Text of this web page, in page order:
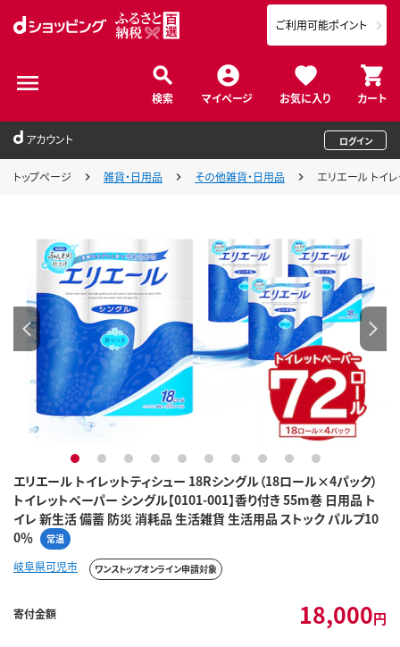
検索 マイページ お気に入り カート
ご利用可能ポイント
アカウント ログイン
トップページ 雑貨・日用品 その他雑貨・日用品 エリエール トイ
エリエール トイレットティシュー 18Rシングル（18ロール×4パック）
トイレットペーパー シングル【0101-001】香り付き 55m巻 日用品 ト
イレ 新生活 備蓄 防災 消耗品 生活雑貨 生活用品 ストック パルプ10
0％
常温
1 2 3 4 5 6 7 8 9 10
岐阜県可児市 ワンストップオンライン申請対象
寄付金額 18,000円